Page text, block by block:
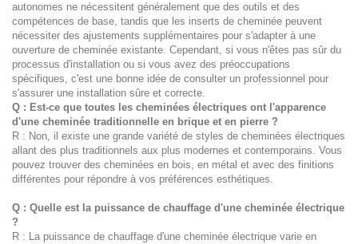
autonomes ne nécessitent généralement que des outils et des
compétences de base, tandis que les inserts de cheminée peuvent
nécessiter des ajustements supplémentaires pour s'adapter à une
ouverture de cheminée existante. Cependant, si vous n'êtes pas sûr du
processus d'installation ou si vous avez des préoccupations
spécifiques, c'est une bonne idée de consulter un professionnel pour
s'assurer une installation sûre et correcte.
Q : Est-ce que toutes les cheminées électriques ont l'apparence
d'une cheminée traditionnelle en brique et en pierre ?
R : Non, il existe une grande variété de styles de cheminées électriques
allant des plus traditionnels aux plus modernes et contemporains. Vous
pouvez trouver des cheminées en bois, en métal et avec des finitions
différentes pour répondre à vos préférences esthétiques.
Q : Quelle est la puissance de chauffage d'une cheminée électrique
?
R : La puissance de chauffage d'une cheminée électrique varie en